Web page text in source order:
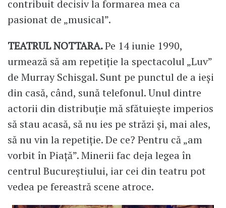
contribuit decisiv la formarea mea ca
pasionat de „musical”.
TEATRUL NOTTARA.Pe 14 iunie 1990,
urmează să am repetiție la spectacolul „Luv”
de Murray Schisgal. Sunt pe punctul de a ieși
din casă, când, sună telefonul. Unul dintre
actorii din distribuție mă sfătuiește imperios
să stau acasă, să nu ies pe străzi și, mai ales,
să nu vin la repetiție. De ce? Pentru că „am
vorbit în Piață”. Minerii fac deja legea în
centrul Bucureștiului, iar cei din teatru pot
vedea pe fereastră scene atroce.